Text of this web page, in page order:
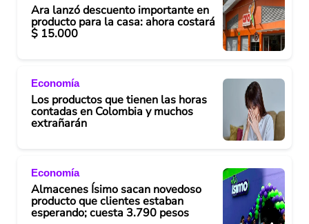
Ara lanzó descuento importante en
producto para la casa: ahora costará
$ 15.000
Economía
Los productos que tienen las horas
contadas en Colombia y muchos
extrañarán
Economía
Almacenes Ísimo sacan novedoso
producto que clientes estaban
esperando; cuesta 3.790 pesos